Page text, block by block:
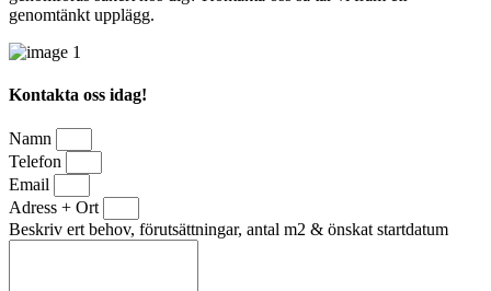
genomtänkt upplägg.
Kontakta oss idag!
Namn
Telefon
Email
Adress + Ort
Beskriv ert behov, förutsättningar, antal m2 & önskat startdatum